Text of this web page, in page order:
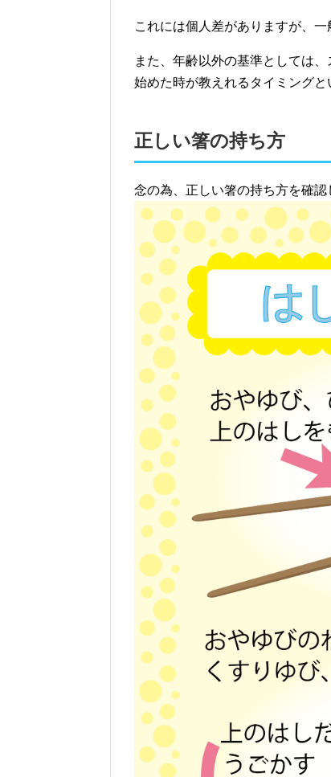
これには個人差がありますが、一
また、年齢以外の基準としては
始めた時が教えれるタイミングと
正しい箸の持ち方
念の為、正しい箸の持ち方を確認